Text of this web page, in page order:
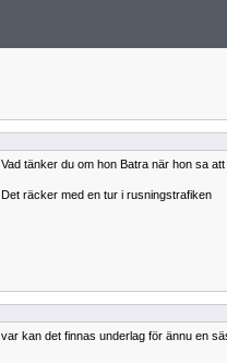
Vad tänker du om hon Batra när hon sa
Det räcker med en tur i rusningstrafiken
var kan det finnas underlag för ännu en